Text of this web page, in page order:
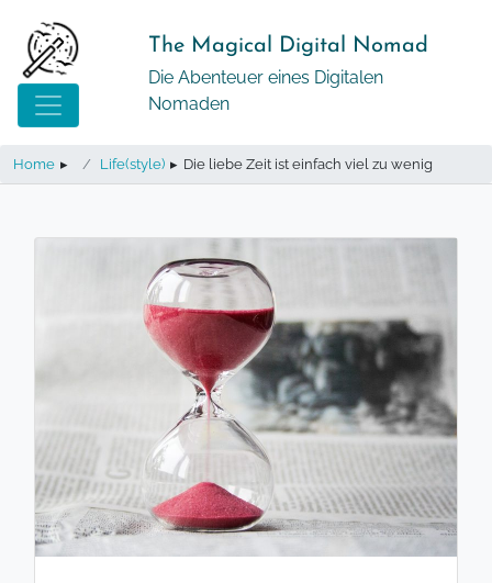
zum
Inhalt
The Magical Digital Nomad
Die Abenteuer eines Digitalen
Nomaden
Home ▸ Life(style) ▸ Die liebe Zeit ist einfach viel zu wenig